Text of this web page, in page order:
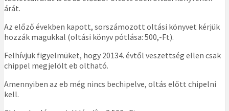
árát.
Az előző években kapott, sorszámozott oltási könyvet kérjük
hozzák magukkal (oltási könyv pótlása: 500,-Ft).
Felhívjuk figyelmüket, hogy 20134. évtől veszettség ellen csak
chippel megjelölt eb oltható.
Amennyiben az eb még nincs bechipelve, oltás előtt chipelni
kell.